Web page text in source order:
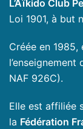
L’Aïkido Club
Loi 1901, à but
Créée en
l’enseignement
NAF 926C).
Elle est affiliée
la Fédération